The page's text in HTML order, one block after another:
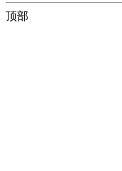
顶部